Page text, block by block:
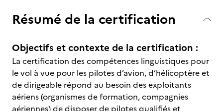
Résumé de la certification
Objectifs et contexte de la certification :
La certification des compétences linguistiques pour
le vol à vue pour les pilotes d’avion, d’hélicoptère et
de dirigeable répond au besoin des exploitants
aériens (organismes de formation, compagnies
aériennes) de disposer de pilotes qualifiés et